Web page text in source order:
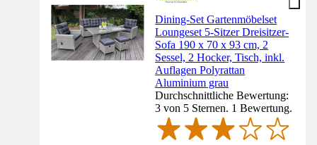
Dining-Set Gartenmöbelset
Loungeset 5-Sitzer Dreisitzer-
Sofa 190 x 70 x 93 cm, 2
Sessel, 2 Hocker, Tisch, inkl.
Auflagen Polyrattan
Aluminium grau
Durchschnittliche Bewertung:
3 von 5 Sternen. 1 Bewertung.